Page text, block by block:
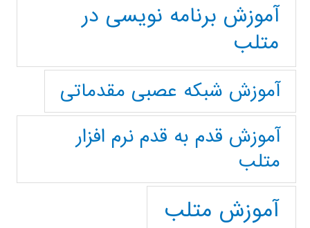
آموزش برنامه نویسی در
متلب
آموزش شبکه عصبی مقدماتی
آموزش قدم به قدم نرم افزار
متلب
آموزش متلب